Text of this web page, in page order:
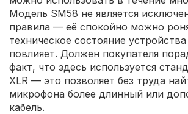
Модель SM58 не является
правила — её спокойно можно
техническое состояние
повлияет. Должен покупателя
факт, что здесь используется
XLR — это позволяет без труда
микрофона более длинный или
кабель.